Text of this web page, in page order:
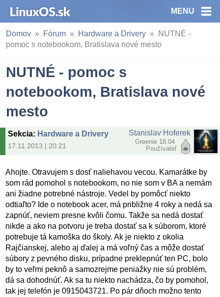
MENU
Domov Fórum Hardware a Drivery
NUTNÉ -
pomoc s notebookom, Bratislava nové mesto
NUTNÉ - pomoc s
notebookom, Bratislava nové
mesto
Sekcia: Hardware a Drivery
17.11.2013 | 20:21
Stanislav Hoferek
Greenie 18.04
Používateľ
Ahojte. Otravujem s dosť naliehavou vecou. Kamarátke by
som rád pomohol s notebookom, no nie som v BA a nemám
ani žiadne potrebné nástroje. Vedel by pomôcť niekto
odtiaľto? Ide o notebook acer, má približne 4 roky a nedá sa
zapnúť, neviem presne kvôli čomu. Takže sa nedá dostať
nikde a ako na potvoru je treba dostať sa k súborom, ktoré
potrebuje tá kamoška do školy. Ak je niekto z okolia
Rajčianskej, alebo aj ďalej a má voľný čas a môže dostať
súbory z pevného disku, prípadne preklepnúť ten PC, bolo
by to veľmi peknô a samozrejme peniažky nie sú problém,
dá sa dohodnúť. Ak sa tu niekto nachádza, čo by pomohol,
tak jej telefón je 0915043721. Po pár dňoch možno tento